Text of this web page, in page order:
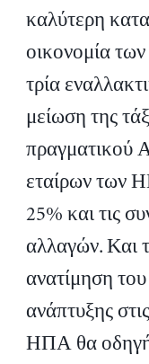
καλύτερη
οικονομία
τρία
μείωση της
πραγματικού
εταίρων των
25% και τις
αλλαγών. Και
ανατίμηση
ανάπτυξης
ΗΠΑ θα